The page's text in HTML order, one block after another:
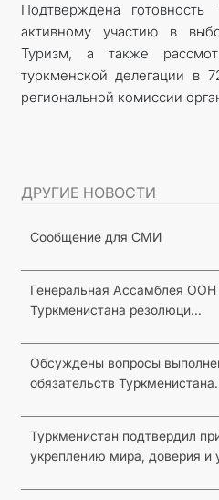
Подтверждена
активному участию в
Туризм, а также
туркменской делегации в
региональной комиссии
ДРУГИЕ НОВОСТИ
Сообщение для СМИ
Генеральная Ассамблея ООН
Туркменистана резолюци...
Обсуждены вопросы
обязательств
Туркменистан подтвердил
укреплению мира, доверия и